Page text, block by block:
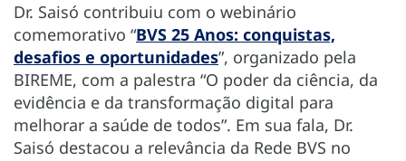
Dr. Saisó contribuiu com o webinário
comemorativo “BVS 25 Anos: conquistas,
desafios e oportunidades”, organizado pela
BIREME, com a palestra “O poder da ciência, da
evidência e da transformação digital para
melhorar a saúde de todos”. Em sua fala, Dr.
Saisó destacou a relevância da Rede BVS no